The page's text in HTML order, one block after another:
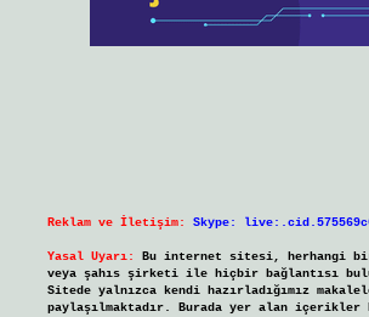
Reklam ve İletişim: Skype:
Yasal Uyarı:
Bu internet sitesi, herhangi bir
veya şahıs şirketi ile hiçbir bağlantısı
Sitede yalnızca kendi hazırladığımız
paylaşılmaktadır. Burada yer alan